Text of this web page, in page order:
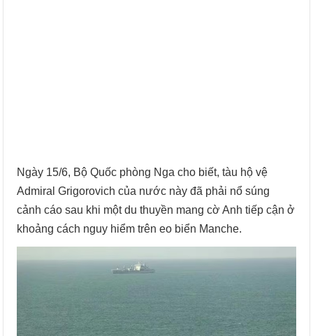
Ngày 15/6, Bộ Quốc phòng Nga cho biết, tàu hộ vệ
Admiral Grigorovich của nước này đã phải nổ súng
cảnh cáo sau khi một du thuyền mang cờ Anh tiếp cận ở
khoảng cách nguy hiểm trên eo biển Manche.